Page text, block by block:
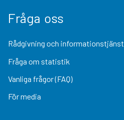
Fråga oss
Rådgivning och informationstjänst
Fråga om statistik
Vanliga frågor (FAQ)
För media